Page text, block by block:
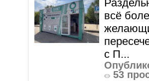
всё
с П...
53